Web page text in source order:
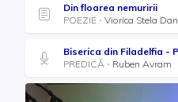
Din floarea nemuririi
POEZIE
Viorica Stela Dan
Biserica din Filadelfia -
PREDICĂ
Ruben Avram